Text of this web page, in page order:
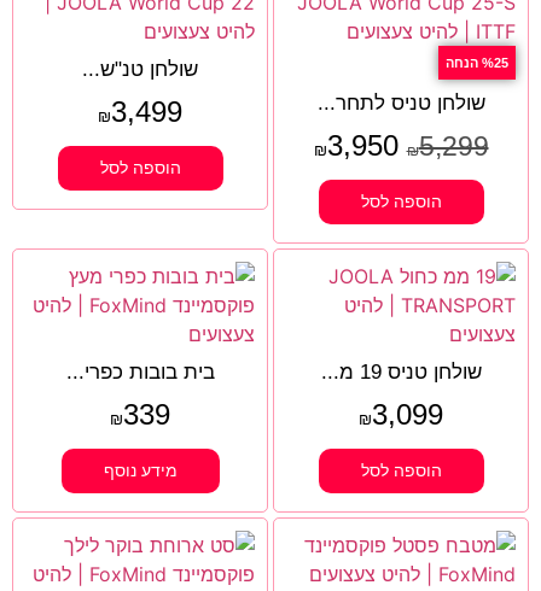
%25 הנחה
שולחן טניס לתחר...
₪5,299
₪3,950
הוספה לסל
שולחן טנ"ש...
₪3,499
הוספה לסל
שולחן טניס 19 מ...
₪3,099
הוספה לסל
בית בובות כפרי...
₪339
מידע נוסף